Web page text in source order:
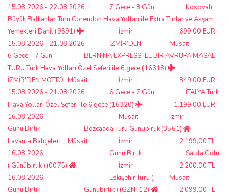
15.08.2026 - 22.08.2026
7 Gece - 8 Gün
Kosovalı
Büyük Balkanlar Turu Corendon Hava Yolları ile Extra Turlar ve Akşam
Yemekleri Dahil (9591)
699,00 EUR
İzmir
Müsait
15.08.2026 - 21.08.2026
6 Gece - 7 Gün
İZMİR’DEN
BERNİNA EXPRESS ILE BİR AVRUPA MASALI
TURU Türk Hava Yolları Özel Seferi ile 6 gece (16318)
849,00 EUR
İzmir
Müsait
15.08.2026 - 21.08.2026
6 Gece - 7 Gün
İZMİR'DEN MOTTO
İTALYA Türk
Hava Yolları Özel Seferi ile 6 gece (16320)
1.199,00 EUR
İzmir
Müsait
16.08.2026
Günü Birlik
Bozcaada Turu Günübirlik (3561)
2.199,00 TL
İzmir
Müsait
16.08.2026
Günü Birlik
Lavanta Bahçeleri
Salda Gölü
( Günübirlik ) (0075)
2.200,00 TL
İzmir
Müsait
16.08.2026
Günü Birlik
Eskişehir Turu (
Günübirlik ) (GZNT12)
2.099,00 TL